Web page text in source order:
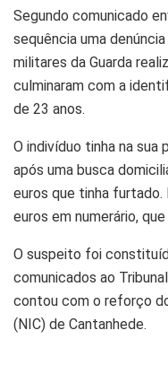
Segundo comunicado
sequência uma
militares da Guarda
culminaram com a
de 23 anos.
O indivíduo tinha na
após uma busca
euros que tinha
euros em numerário,
O suspeito foi
comunicados ao
contou com o reforço
(NIC) de Cantanhede.